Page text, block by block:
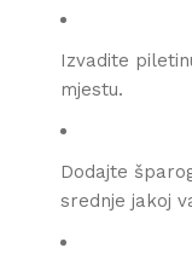
Izvadite
mjestu.
Dodajte
srednje jakoj